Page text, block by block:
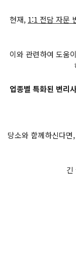
현재, 1:1 전담 자문
이와 관련하여 도움
업종별 특화된 변리
당소와 함께하신다
긴